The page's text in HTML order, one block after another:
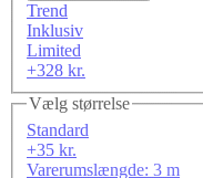
Trend
Inklusiv
Limited
+328 kr.
Vælg størrelse
Standard
+35 kr.
Varerumslængde: 3 m